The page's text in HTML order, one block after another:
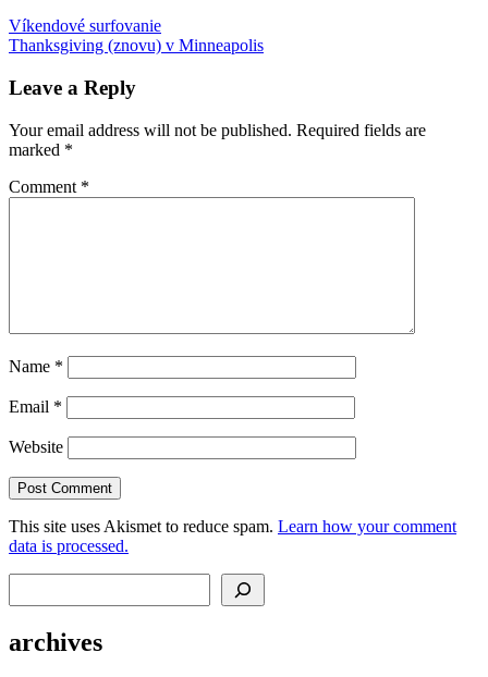
ananásbrusnicečučoriedky
koktailrumsmoothievodka
Post
navigation
Previous
Post:
Víkendové surfovanie
Next
Thanksgiving (znovu) v Minneapolis
Leave a Reply
Your email address will not be published. Required fields are
marked *
Comment *
Name *
Email *
Website
This site uses Akismet to reduce spam. Learn how your comment
data is processed.
archives